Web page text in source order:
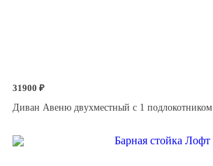
31900 ₽
Диван Авеню двухместный с 1 подлокотником